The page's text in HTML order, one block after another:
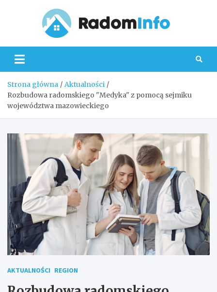
Strona główna
Aktualności
Rozbudowa radomskiego "Medyka" z pomocą sejmiku
województwa mazowieckiego
AKTUALNOŚCI REGION